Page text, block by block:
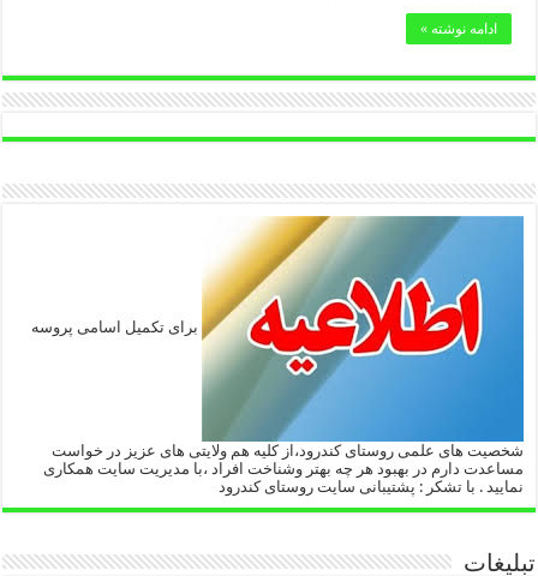
ادامه نوشته »
برای تکمیل اسامی پروسه
شخصیت های علمی روستای کندرود،از کلیه هم ولایتی های عزیز در خواست
مساعدت دارم در بهبود هر چه بهتر وشناخت افراد ،با مدیریت سایت همکاری
نمایید . با تشکر : پشتیبانی سایت روستای کندرود
تبلیغات